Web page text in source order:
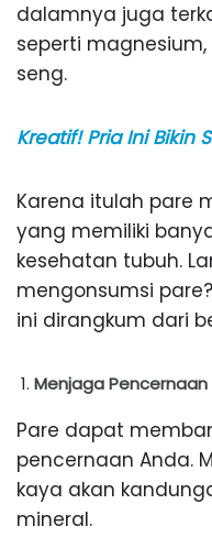
dalamnya juga
seperti
seng.
Kreatif! Pria Ini Bikin
Karena itulah pare
yang memiliki
kesehatan tubuh.
mengonsumsi
ini dirangkum dari
Menjaga Pencernaan
Pare dapat
pencernaan Anda.
kaya akan
mineral.